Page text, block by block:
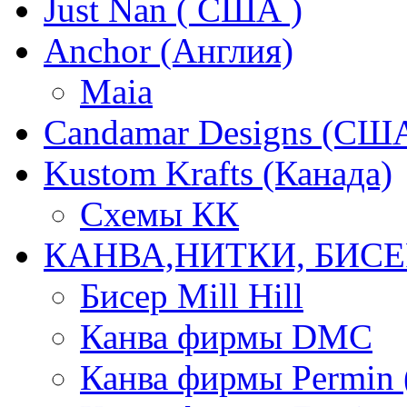
Just Nan ( США )
Anchor (Англия)
Maia
Candamar Designs
Kustom Krafts (Канада)
Схемы КК
КАНВА,НИТКИ,
Бисер Mill Hill
Канва фирмы DMC
Канва фирмы Permin